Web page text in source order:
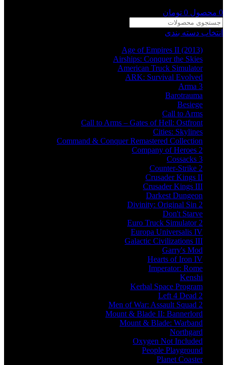
0 محصول 0 تومان
انتخاب دسته بندی
Age of Empires II (2013)
Airships: Conquer the Skies
American Truck Simulator
ARK: Survival Evolved
Arma 3
Barotrauma
Besiege
Call to Arms
Call to Arms – Gates of Hell: Ostfront
Cities: Skylines
Command & Conquer Remastered Collection
Company of Heroes 2
Cossacks 3
Counter-Strike 2
Crusader Kings II
Crusader Kings III
Darkest Dungeon
Divinity: Original Sin 2
Don't Starve
Euro Truck Simulator 2
Europa Universalis IV
Galactic Civilizations III
Garry's Mod
Hearts of Iron IV
Imperator: Rome
Kenshi
Kerbal Space Program
Left 4 Dead 2
Men of War: Assault Squad 2
Mount & Blade II: Bannerlord
Mount & Blade: Warband
Northgard
Oxygen Not Included
People Playground
Planet Coaster